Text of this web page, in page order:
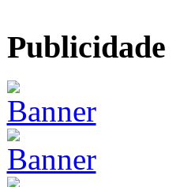
Publicidade